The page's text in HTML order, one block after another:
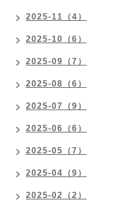
2025-11（4）
2025-10（6）
2025-09（7）
2025-08（6）
2025-07（9）
2025-06（6）
2025-05（7）
2025-04（9）
2025-02（2）